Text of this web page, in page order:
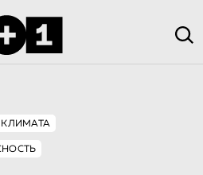
КЛИМАТА